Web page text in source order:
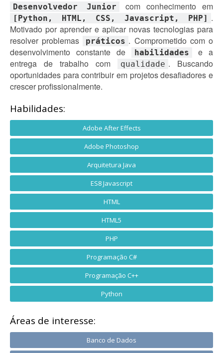
Desenvolvedor Junior com conhecimento em
[Python, HTML, CSS, Javascript, PHP] .
Motivado por aprender e aplicar novas tecnologias para
resolver problemas
práticos . Comprometido com o
desenvolvimento constante de
habilidades
e a
entrega de trabalho com
qualidade . Buscando
oportunidades para contribuir em projetos desafiadores e
crescer profissionalmente.
Habilidades:
Adobe After Effects
Adobe Photoshop
Arquitetura Java
ES8 Javascript
HTML
HTML5
PHP
Programação C#
Programação C++
Python
Áreas de interesse:
Banco de Dados